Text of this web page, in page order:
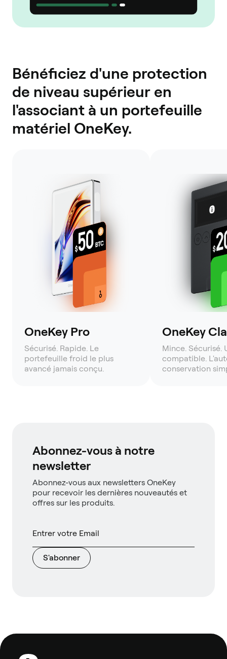
Bénéficiez d'une protection
de niveau supérieur en
l'associant à un portefeuille
matériel OneKey.
OneKey Pro
Sécurisé. Rapide. Le
portefeuille froid le plus
avancé jamais conçu.
OneKey
Mince. Sécurisé.
compatible.
conservation
Abonnez-vous à notre
newsletter
Abonnez-vous aux newsletters OneKey
pour recevoir les dernières nouveautés et
offres sur les produits.
S'abonner
Pied